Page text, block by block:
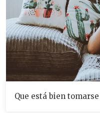
Que está bien